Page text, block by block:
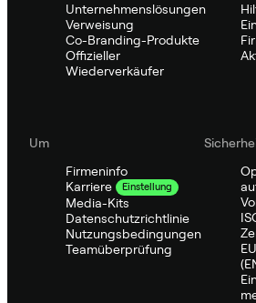
Unternehmenslösungen
Verweisung
Co-Branding-Produkte
Offizieller
Wiederverkäufer
Um
Firmeninfo
Karriere
Einstellung
Media-Kits
Datenschutzrichtlinie
Nutzungsbedingungen
Teamüberprüfung